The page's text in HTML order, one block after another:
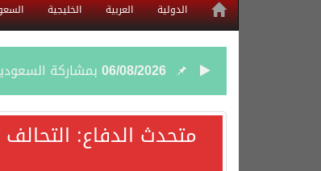
الدولية العربية الخليجية
06/08/2026 بمشاركة
05/08/2026وزير الخارجيةمتحدث الدفاع: